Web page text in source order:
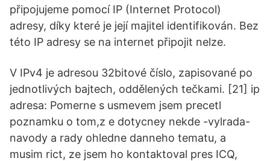
připojujeme pomocí IP (Internet Protocol)
adresy, díky které je její majitel identifikován. Bez
této IP adresy se na internet připojit nelze.
V IPv4 je adresou 32bitové číslo, zapisované po
jednotlivých bajtech, oddělených tečkami. [21] ip
adresa: Pomerne s usmevem jsem precetl
poznamku o tom,z e dotycney nekde -vylrada-
navody a rady ohledne danneho tematu, a
musim rict, ze jsem ho kontaktoval pres ICQ,